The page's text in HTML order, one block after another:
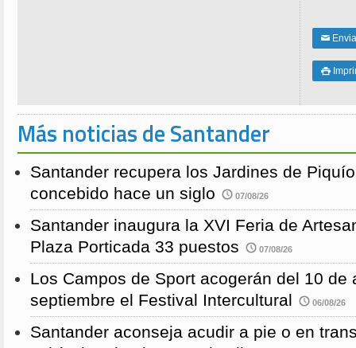
✉

Más noticias de Santander
Santander recupera los Jardines de
concebido hace un siglo
07/08/26
Santander inaugura la XVI Feria de
Plaza Porticada 33 puestos
07/08/26
Los Campos de Sport acogerán del 10 de
septiembre el Festival Intercultural
06/08/26
Santander aconseja acudir a pie o en